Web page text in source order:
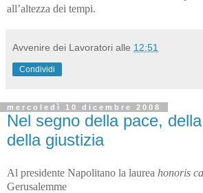
all’altezza dei tempi.
Avvenire dei Lavoratori alle 12:51
Condividi
mercoledì 10 dicembre 2008
Nel segno della pace,
della giustizia
Al presidente Napolitano la laurea honoris
Gerusalemme